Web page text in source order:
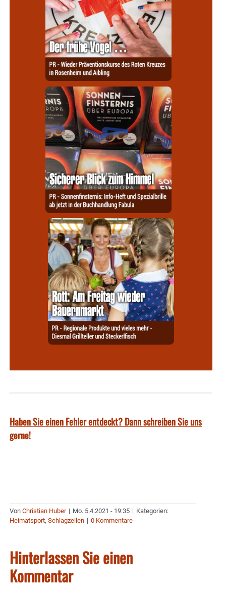
Haben Sie einen Fehler entdeckt? Dann schreiben Sie uns
gerne!
Von Christian Huber | Mo. 5.4.2021 - 19:35 | Kategorien:
Heimatsport, Schlagzeilen | 0 Kommentare
Hinterlassen Sie einen
Kommentar